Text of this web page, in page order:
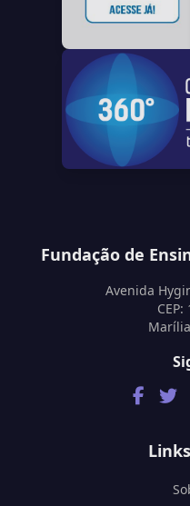
Fundação de
Avenida
CEP: